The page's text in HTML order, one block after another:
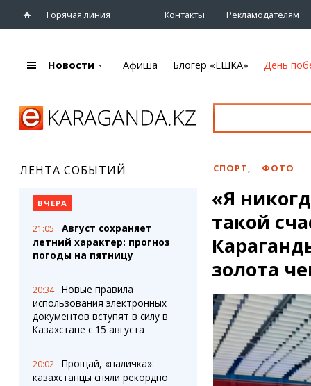
Горячая линия Контакты Рекламодателям
Караганды
eTV
Рассылка новостей
Персоны
Интервью
Афиша
Театры
Спорт
Выставки
Цирк и зоопарк
Лента блогера
Штрихи
Фотокомиксы
Ешкин гороскоп
Карты
Web-камеры
Пробки
Карта Караганды
Организации
Мой участковый
Перекрытие дорог
Новости Афиша Блогер «ЕШКА» День
ЛЕНТА СОБЫТИЙ
ВЧЕРА
21:05
Август сохраняет
летний характер: прогноз
погоды на пятницу
20:34
Новые правила
использования электронных
документов вступят в силу в
Казахстане с 15 августа
20:02
Прощай, «наличка»:
казахстанцы сняли рекордно
СПОРТ, ФОТО
«Я
такой
золота